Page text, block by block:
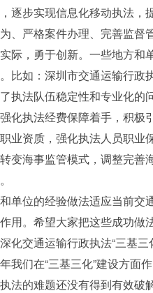
逐步实现信息化移动执法，
、严格案件办理、完善监督
，勇于创新。一些地方和单
比如：深圳市交通运输行政
执法队伍稳定性和专业化
化执法经费保障着手，积极
业资质，强化执法人员职业
变海事监管模式，调整完
位的经验做法适应当前交
用。希望大家把这些成功做
交通运输行政执法“三基三
们在“三基三化”建设方面
法的难题还没有得到有效